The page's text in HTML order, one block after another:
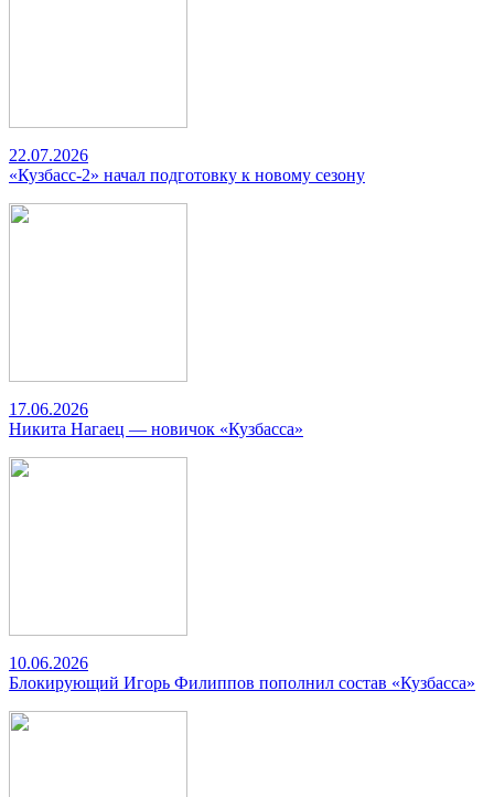
22.07.2026
«Кузбасс-2» начал подготовку к новому сезону
17.06.2026
Никита Нагаец — новичок «Кузбасса»
10.06.2026
Блокирующий Игорь Филиппов пополнил состав «Кузбасса»